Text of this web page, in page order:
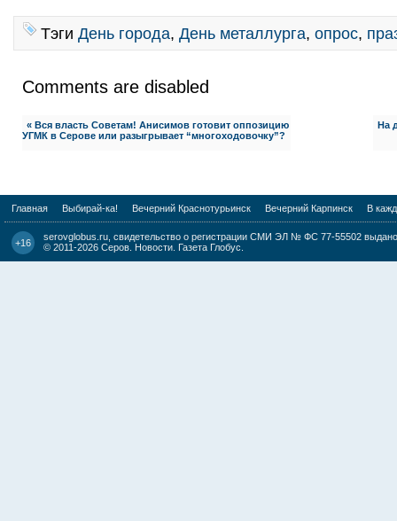
Тэги День города, День металлурга, опрос,
Comments are disabled
« Вся власть Советам! Анисимов готовит оппозицию
УГМК в Серове или разыгрывает “многоходовочку”?
На
Главная Выбирай-ка! Вечерний Краснотурьинск Вечерний Карпинск В
+16
serovglobus.ru, свидетельство о регистрации СМИ ЭЛ № ФС 77-55502
© 2011-2026 Серов. Новости. Газета Глобус